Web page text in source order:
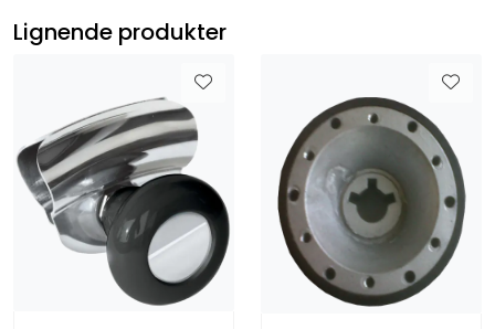
Lignende produkter